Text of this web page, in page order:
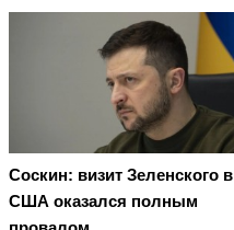
Соскин: визит Зеленского в
США оказался полным